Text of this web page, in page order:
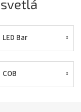
svetlá
LED Bar
COB